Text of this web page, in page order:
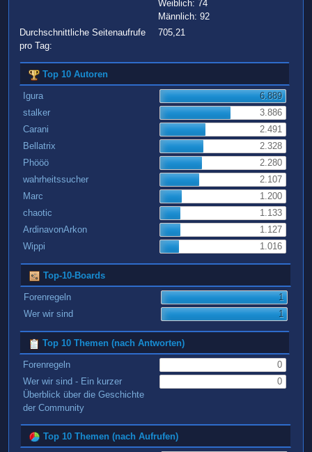
Weiblich: 74
Männlich: 92
Durchschnittliche Seitenaufrufe
pro Tag:
705,21
Top 10 Autoren
Igura
6.889
stalker
3.886
Carani
2.491
Bellatrix
2.328
Phööö
2.280
wahrheitssucher
2.107
Marc
1.200
chaotic
1.133
ArdinavonArkon
1.127
Wippi
1.016
Top-10-Boards
Forenregeln
1
Wer wir sind
1
Top 10 Themen (nach Antworten)
Forenregeln
0
Wer wir sind - Ein kurzer
Überblick über die Geschichte
der Community
0
Top 10 Themen (nach Aufrufen)